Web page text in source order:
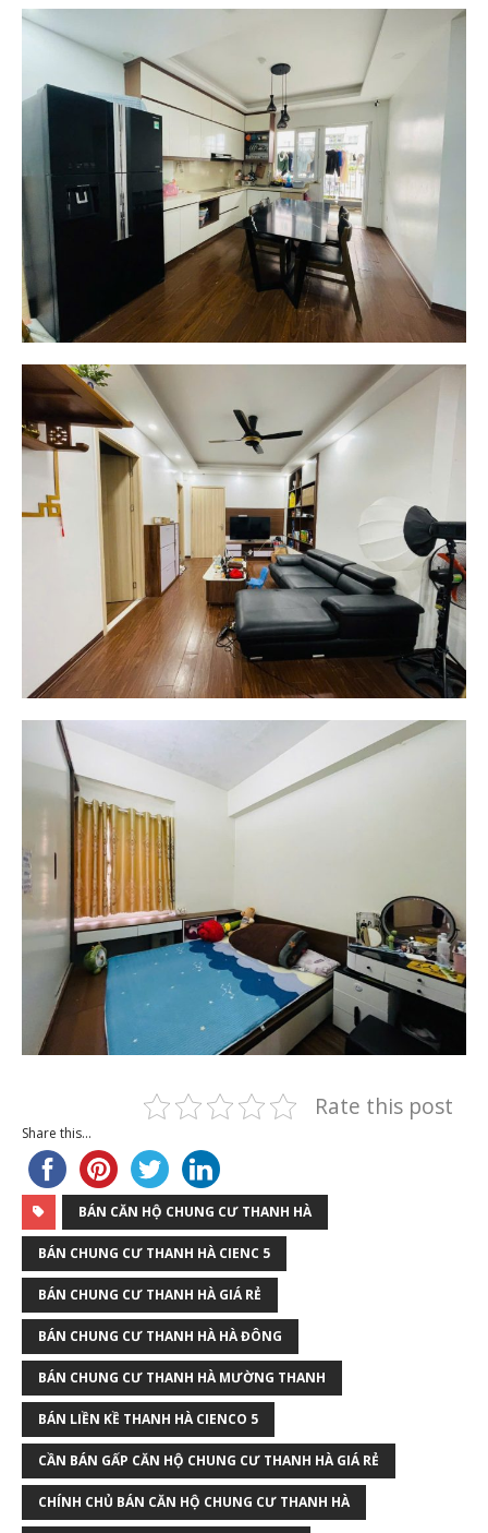
Rate this post
Share this...
BÁN CĂN HỘ CHUNG CƯ THANH HÀ
BÁN CHUNG CƯ THANH HÀ CIENC 5
BÁN CHUNG CƯ THANH HÀ GIÁ RẺ
BÁN CHUNG CƯ THANH HÀ HÀ ĐÔNG
BÁN CHUNG CƯ THANH HÀ MƯỜNG THANH
BÁN LIỀN KỀ THANH HÀ CIENCO 5
CẦN BÁN GẤP CĂN HỘ CHUNG CƯ THANH HÀ GIÁ RẺ
CHÍNH CHỦ BÁN CĂN HỘ CHUNG CƯ THANH HÀ